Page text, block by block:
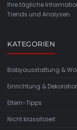
Ihre tägliche
Trends und Analysen.
KATEGORIEN
Babyausstattung &
Einrichtung &
Eltern-Tipps
Nicht klassifiziert